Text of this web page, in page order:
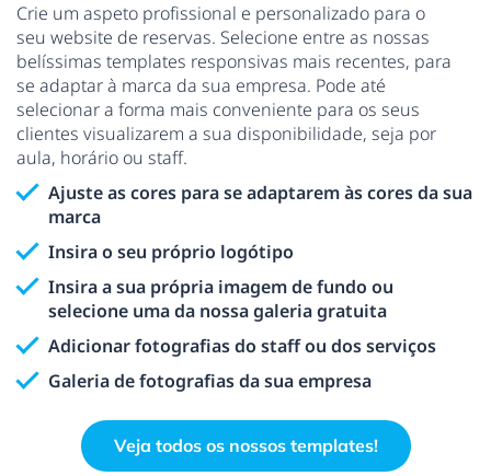
Crie um aspeto profissional e personalizado para o
seu website de reservas. Selecione entre as nossas
belíssimas templates responsivas mais recentes, para
se adaptar à marca da sua empresa. Pode até
selecionar a forma mais conveniente para os seus
clientes visualizarem a sua disponibilidade, seja por
aula, horário ou staff.
Ajuste as cores para se adaptarem às cores da sua
marca
Insira o seu próprio logótipo
Insira a sua própria imagem de fundo ou
selecione uma da nossa galeria gratuita
Adicionar fotografias do staff ou dos serviços
Galeria de fotografias da sua empresa
Veja todos os nossos templates!